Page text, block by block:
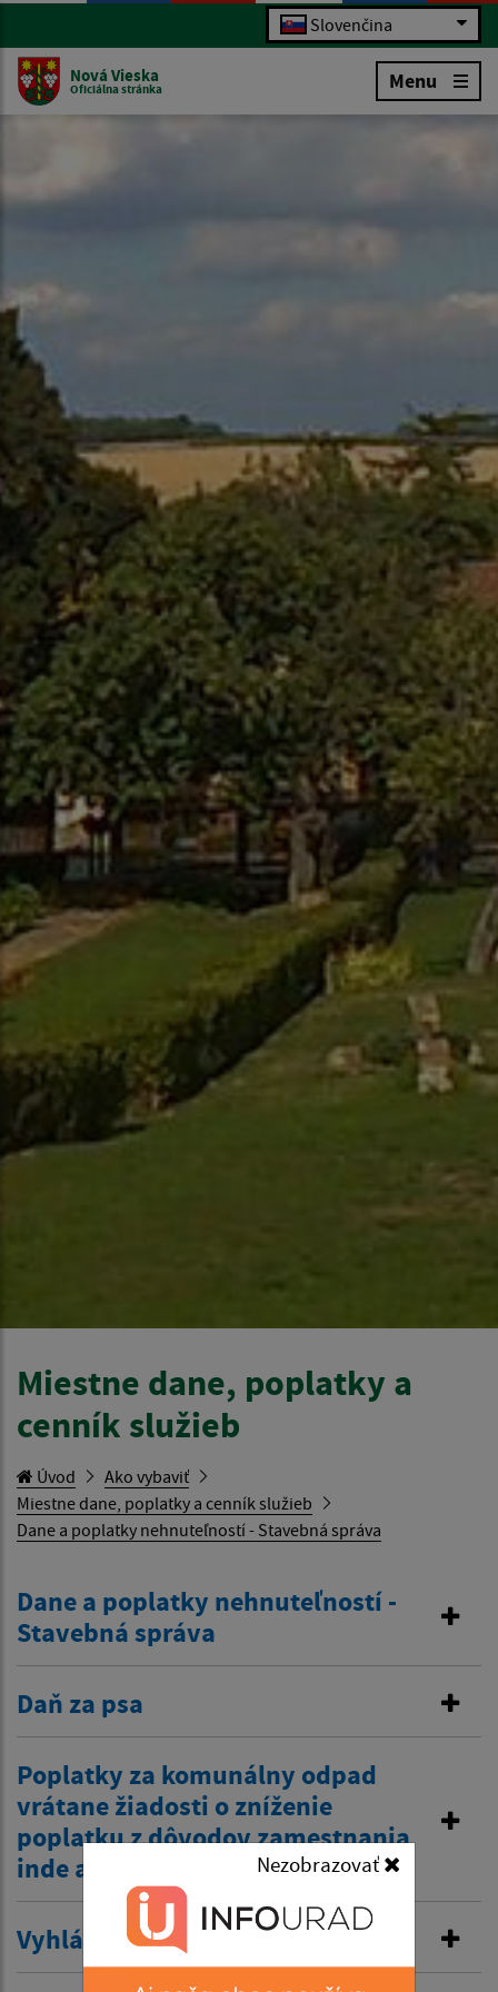
Nezobrazovať
Slovenčina
Nová Vieska
Oficiálna stránka Menu
Miestne dane, poplatky a
cenník služieb
Úvod
Ako vybaviť
Miestne dane, poplatky a cenník služieb
Dane a poplatky nehnuteľností - Stavebná správa
Dane a poplatky nehnuteľností -
Stavebná správa
Daň za psa
Poplatky za komunálny odpad
vrátane žiadosti o zníženie
poplatku z dôvodov zamestnania
inde a tiež zťp atď.
Vyhlásenie v miestnom rozhlase